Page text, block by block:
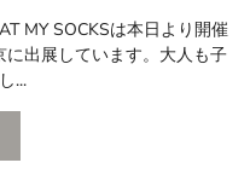
MY SOCKSは本日より開催
出展しています。大人も子
...